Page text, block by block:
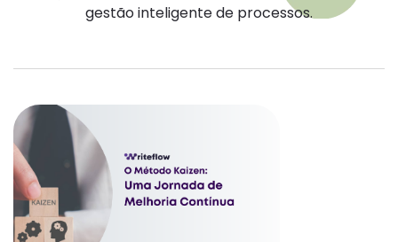
gestão inteligente de processos.